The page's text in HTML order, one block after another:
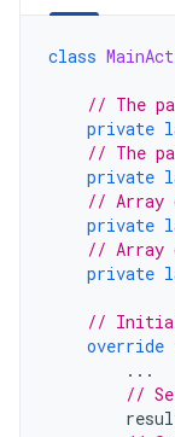
class
// The
private
// The
private
// Array
private
// Array
private
//
override
...
//